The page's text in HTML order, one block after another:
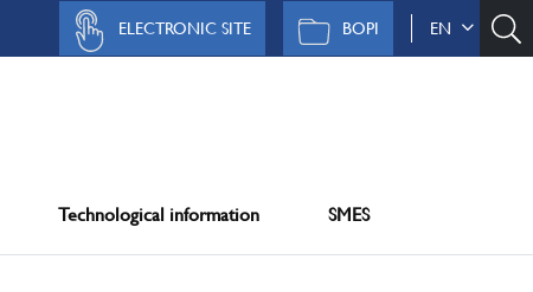
EN
BOPI
ELECTRONIC SITE
Technological information SMES